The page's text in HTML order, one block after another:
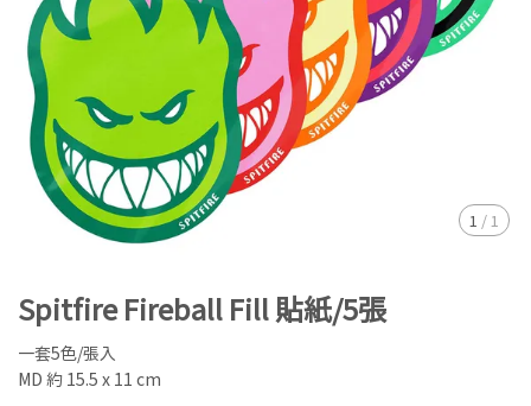
1 / 1
Spitfire Fireball Fill 貼紙/5張
一套5色/張入
MD 約 15.5 x 11 cm